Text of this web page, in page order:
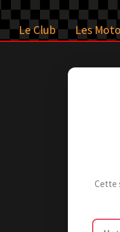
Le Club Les
Cette